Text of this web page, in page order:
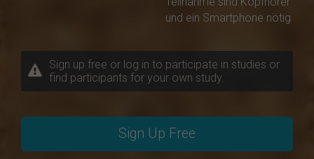
und ein Smartphone nötig
Sign up free or log in to participate in studies or
find participants for your own study.
Sign Up Free